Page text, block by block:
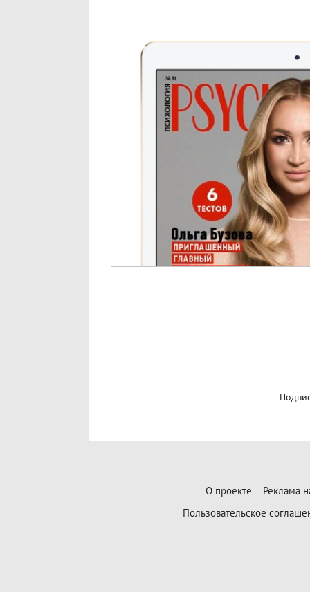
О проекте
Реклама
Пользовательское